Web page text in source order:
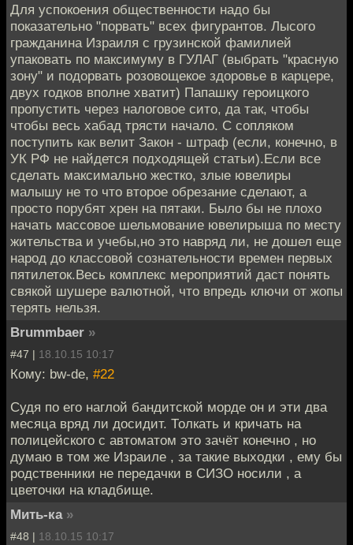
Для успокоения общественности надо бы
показательно "порвать" всех фигурантов. Лысого
гражданина Израиля с грузинской фамилией
упаковать по максимуму в ГУЛАГ (выбрать "красную
зону" и подорвать розовощекое здоровье в карцере,
двух годков вполне хватит) Папашку героицкого
пропустить через налоговое сито, да так, чтобы
чтобы весь хабад трясти начало. С сопляком
поступить как велит Закон - штраф (если, конечно, в
УК РФ не найдется подходящей статьи).Если все
сделать максимально жестко, злые ювелиры
малышу не то что второе обрезание сделают, а
просто порубят хрен на пятаки. Было бы не плохо
начать массовое шельмование ювелирыша по месту
жительства и учебы,но это навряд ли, не дошел еще
народ до классовой сознательности времен первых
пятилеток.Весь комплекс мероприятий даст понять
свякой шушере валютной, что впредь ключи от жопы
терять нельзя.
Brummbaer »
#47 | 18.10.15 10:17
Кому: bw-de, #22
Судя по его наглой бандитской морде он и эти два
месяца вряд ли досидит. Толкать и кричать на
полицейского с автоматом это зачёт конечно , но
думаю в том же Израиле , за такие выходки , ему бы
родственники не передачки в СИЗО носили , а
цветочки на кладбище.
Мить-ка »
#48 | 18.10.15 10:17